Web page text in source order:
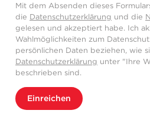
Mit dem Absenden dieses
die Datenschutzerklärung und die
gelesen und akzeptiert habe. Ich
Wahlmöglichkeiten zum
persönlichen Daten beziehen, wie
Datenschutzerklärung unter "Ihre
beschrieben sind.
Einreichen